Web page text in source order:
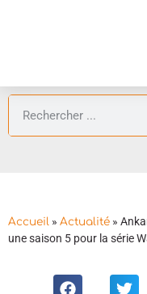
Accueil » Actualité »
une saison 5 pour la série